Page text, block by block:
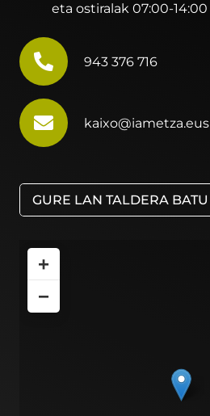
eta ostiralak 07:00-14:00
943 376 716
kaixo@iametza.eus
GURE LAN TALDERA BATU
+
−